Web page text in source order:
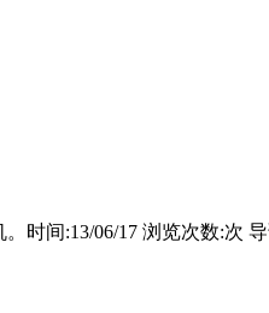
时间:13/06/17 浏览次数:次